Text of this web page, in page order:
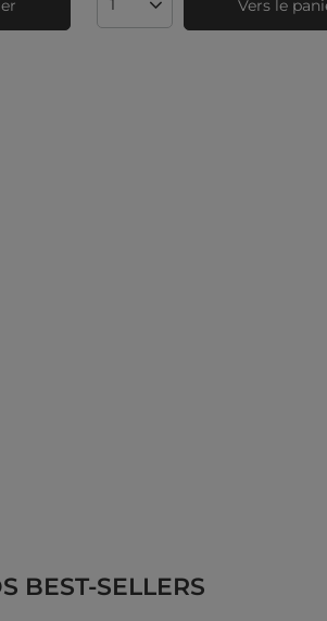
Quantité de produits
Vers le
BEST-SELLERS